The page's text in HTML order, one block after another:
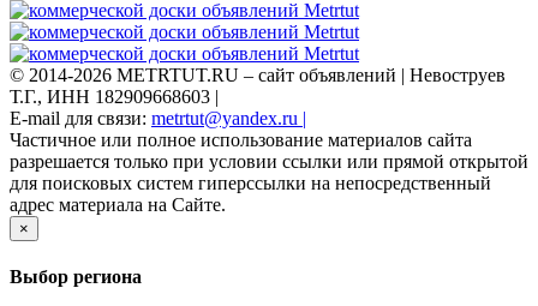
© 2014-2026 METRTUT.RU – сайт объявлений | Невоструев
Т.Г., ИНН 182909668603 |
E-mail для связи: metrtut@yandex.ru |
Частичное или полное использование материалов сайта
разрешается только при условии ссылки или прямой открытой
для поисковых систем гиперссылки на непосредственный
адрес материала на Сайте.
×
Выбор региона